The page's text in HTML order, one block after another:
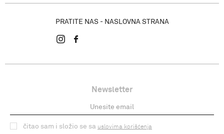
PRATITE NAS - NASLOVNA STRANA
Newsletter
čitao sam i složio se sa uslovima korišćenja